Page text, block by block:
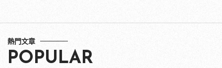
熱門文章
POPULAR